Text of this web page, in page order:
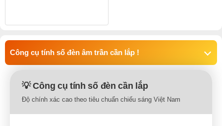
Công cụ tính số đèn âm trần cần lắp !
💡 Công cụ tính số đèn cần lắp
Độ chính xác cao theo tiêu chuẩn chiếu sáng Việt Nam